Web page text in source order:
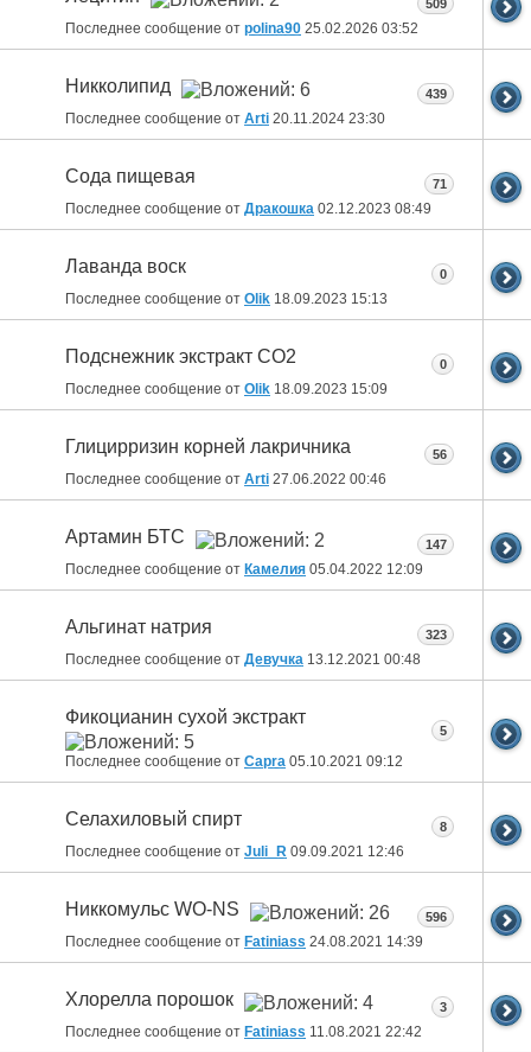
Последнее сообщение от polina90 25.02.2026 03:52
509
Никколипид
Последнее сообщение от Arti 20.11.2024 23:30
439
Сода пищевая
Последнее сообщение от Дракошка 02.12.2023 08:49
71
Лаванда воск
Последнее сообщение от Olik 18.09.2023 15:13
0
Подснежник экстракт СО2
Последнее сообщение от Olik 18.09.2023 15:09
0
Глицирризин корней лакричника
Последнее сообщение от Arti 27.06.2022 00:46
56
Артамин БТС
Последнее сообщение от Камелия 05.04.2022 12:09
147
Альгинат натрия
Последнее сообщение от Девучка 13.12.2021 00:48
323
Фикоцианин сухой экстракт
Последнее сообщение от Capra 05.10.2021 09:12
5
Селахиловый спирт
Последнее сообщение от Juli_R 09.09.2021 12:46
8
Никкомульс WO-NS
Последнее сообщение от Fatiniass 24.08.2021 14:39
596
Хлорелла порошок
Последнее сообщение от Fatiniass 11.08.2021 22:42
3